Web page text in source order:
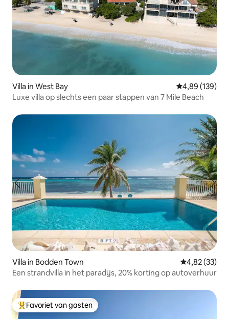
Villa in West Bay Gemiddelde
4,89 (139)
Luxe villa op slechts een paar stappen van 7 Mile Beach
Villa in Bodden Town Gemiddelde
4,82 (33)
Een strandvilla in het paradijs, 20% korting op autoverhuur
Topfavoriet van gasten
Favoriet van gasten